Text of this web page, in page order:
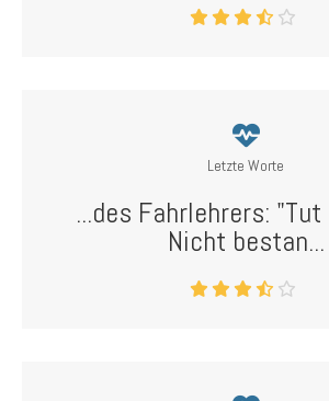
Letzte Worte
...des Fahrlehrers:
Nicht bestan...